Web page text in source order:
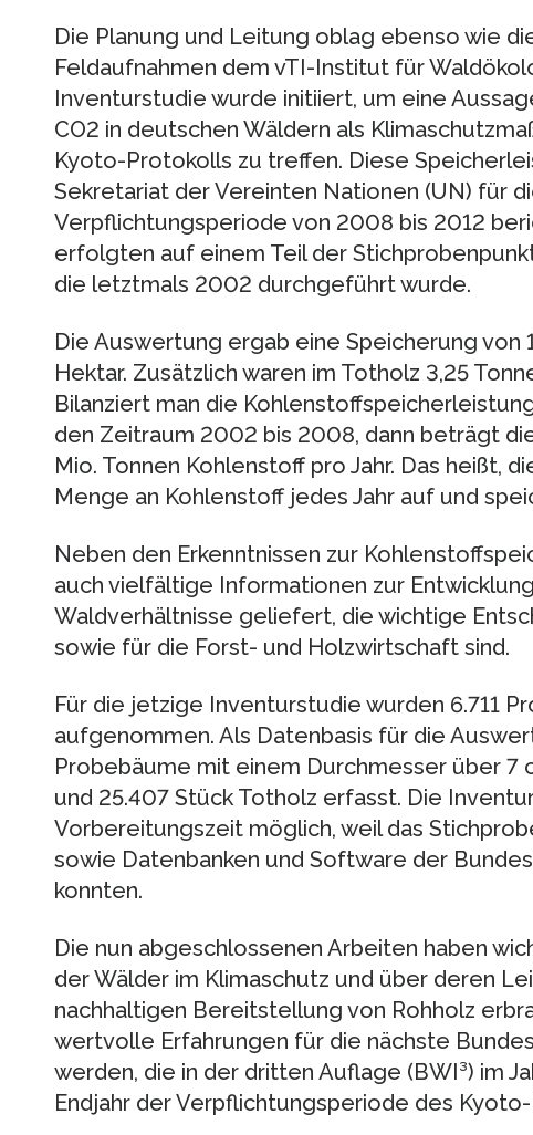
Die Planung und Leitung oblag ebenso wie
Feldaufnahmen dem vTI-Institut für
Inventurstudie wurde initiiert, um eine
CO2 in deutschen Wäldern als
Kyoto-Protokolls zu treffen. Diese
Sekretariat der Vereinten Nationen (UN) für
Verpflichtungsperiode von 2008 bis 2012
erfolgten auf einem Teil der
die letztmals 2002 durchgeführt wurde.
Die Auswertung ergab eine Speicherung von
Hektar. Zusätzlich waren im Totholz 3,25
Bilanziert man die
den Zeitraum 2002 bis 2008, dann beträgt
Mio. Tonnen Kohlenstoff pro Jahr. Das heißt,
Menge an Kohlenstoff jedes Jahr auf und
Neben den Erkenntnissen zur
auch vielfältige Informationen zur
Waldverhältnisse geliefert, die wichtige
sowie für die Forst- und Holzwirtschaft sind.
Für die jetzige Inventurstudie wurden 6.711
aufgenommen. Als Datenbasis für die
Probebäume mit einem Durchmesser über 7
und 25.407 Stück Totholz erfasst. Die
Vorbereitungszeit möglich, weil das
sowie Datenbanken und Software der
konnten.
Die nun abgeschlossenen Arbeiten haben
der Wälder im Klimaschutz und über deren
nachhaltigen Bereitstellung von Rohholz
wertvolle Erfahrungen für die nächste
werden, die in der dritten Auflage (BWI³) im
Endjahr der Verpflichtungsperiode des